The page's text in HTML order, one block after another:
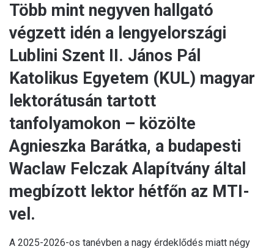
Több mint negyven hallgató
végzett idén a lengyelországi
Lublini Szent II. János Pál
Katolikus Egyetem (KUL) magyar
lektorátusán tartott
tanfolyamokon – közölte
Agnieszka Barátka, a budapesti
Waclaw Felczak Alapítvány által
megbízott lektor hétfőn az MTI-
vel.
A 2025-2026-os tanévben a nagy érdeklődés miatt négy